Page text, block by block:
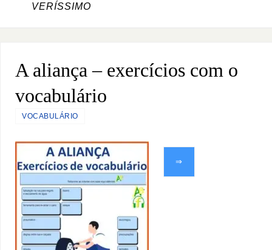
VERÍSSIMO
A aliança – exercícios com o
vocabulário
VOCABULÁRIO
⇒